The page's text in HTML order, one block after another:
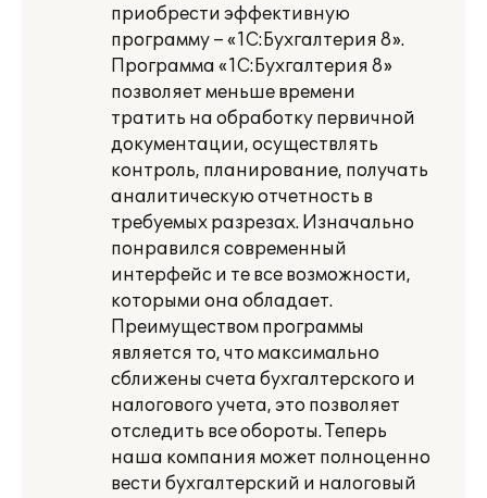
приобрести эффективную
программу – «1С:Бухгалтерия 8».
Программа «1С:Бухгалтерия 8»
позволяет меньше времени
тратить на обработку первичной
документации, осуществлять
контроль, планирование, получать
аналитическую отчетность в
требуемых разрезах. Изначально
понравился современный
интерфейс и те все возможности,
которыми она обладает.
Преимуществом программы
является то, что максимально
сближены счета бухгалтерского и
налогового учета, это позволяет
отследить все обороты. Теперь
наша компания может полноценно
вести бухгалтерский и налоговый